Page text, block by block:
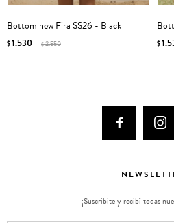
Bottom new Fira SS26 - Black
$1.530 $2.550 $
 
¡Suscribite y recibí todas